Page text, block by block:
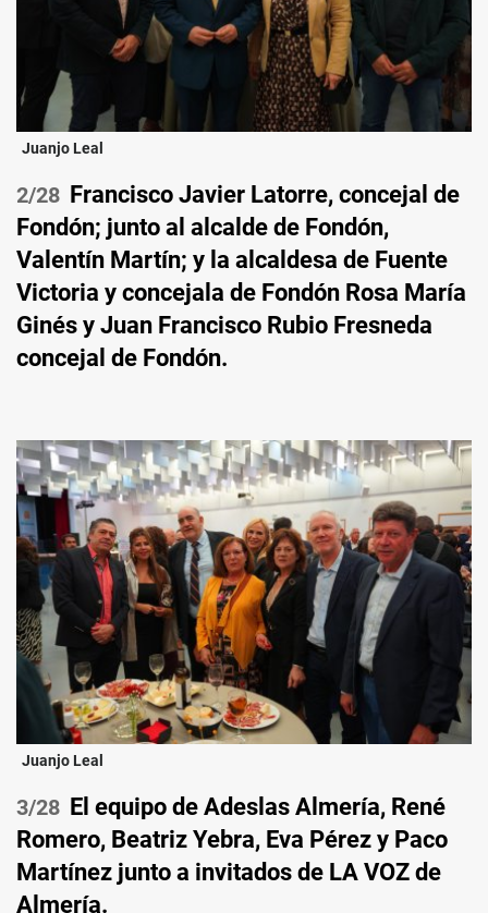
Juanjo Leal
/28 Francisco Javier Latorre, concejal de
Fondón; junto al alcalde de Fondón,
Valentín Martín; y la alcaldesa de Fuente
Victoria y concejala de Fondón Rosa María
Ginés y Juan Francisco Rubio Fresneda
concejal de Fondón.
Juanjo Leal
/28 El equipo de Adeslas Almería, René
Romero, Beatriz Yebra, Eva Pérez y Paco
Martínez junto a invitados de LA VOZ de
Almería.